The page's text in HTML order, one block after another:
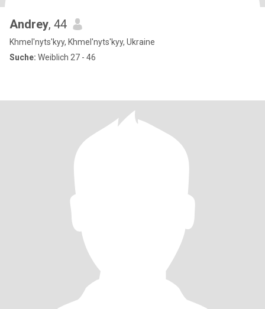
Andrey, 44
Khmel'nyts'kyy, Khmel'nyts'kyy, Ukraine
Suche: Weiblich 27 - 46